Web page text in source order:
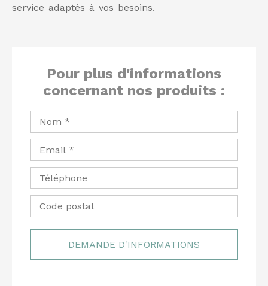
service adaptés à vos besoins.
Pour plus d'informations
concernant nos produits :